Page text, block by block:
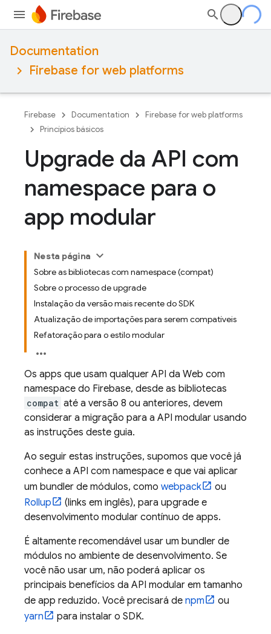
Documentation
Firebase for web platforms
Firebase Documentation
Firebase for web platforms
Princípios básicos
Upgrade da API com
namespace para o
app modular
Nesta página
Sobre as bibliotecas com namespace (compat)
Sobre o processo de upgrade
Instalação da versão mais recente do SDK
Atualização de importações para serem compatíveis
Refatoração para o estilo modular
Os apps que usam qualquer API da Web com
namespace do Firebase, desde as bibliotecas
compat até a versão 8 ou anteriores, devem
considerar a migração para a API modular usando
as instruções deste guia.
Ao seguir estas instruções, supomos que você já
conhece a API com namespace e que vai aplicar
um bundler de módulos, como webpack
ou
Rollup
(links em inglês), para upgrade e
desenvolvimento modular contínuo de apps.
É altamente recomendável usar um bundler de
módulos no ambiente de desenvolvimento. Se
você não usar um, não poderá aplicar os
principais benefícios da API modular em tamanho
de app reduzido. Você precisará de npm
ou
yarn
para instalar o SDK.